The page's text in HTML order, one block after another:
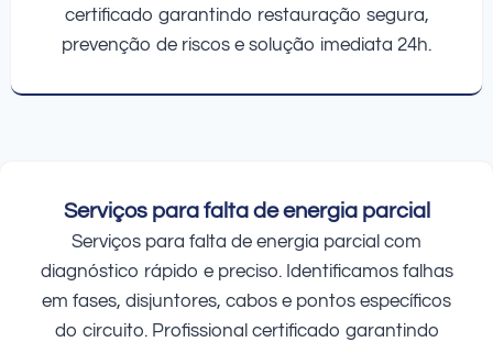
certificado garantindo restauração segura,
prevenção de riscos e solução imediata 24h.
Serviços para falta de energia parcial
Serviços para falta de energia parcial com
diagnóstico rápido e preciso. Identificamos falhas
em fases, disjuntores, cabos e pontos específicos
do circuito. Profissional certificado garantindo